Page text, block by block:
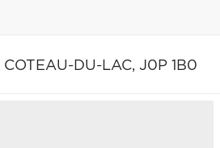
COTEAU-DU-LAC, J0P 1B0